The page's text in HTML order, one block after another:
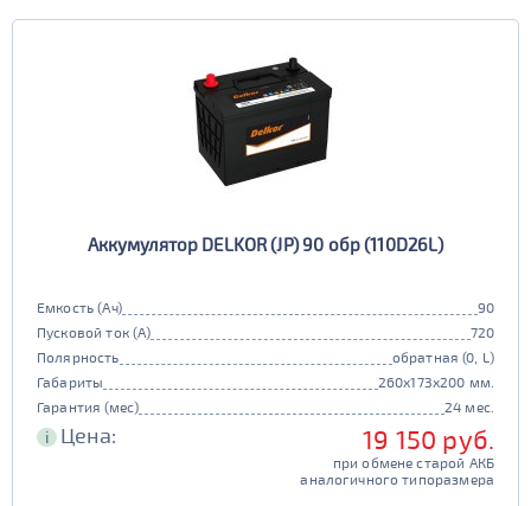
Аккумулятор DELKOR (JP) 90 обр (110D26L)
Емкость (Ач)
90
Пусковой ток (А)
720
Полярность
обратная (0, L)
Габариты
260x173x200 мм.
Гарантия (мес)
24 мес.
i Цена: 19 150 руб.
при обмене старой АКБ
аналогичного типоразмера